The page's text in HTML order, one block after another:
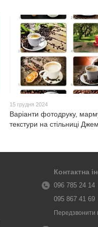
15 грудня 2024
Варіанти фотодруку,
текстури на стільниці Джем
Контактна
096 785 24 14
095 867 41 69
Передзвонити